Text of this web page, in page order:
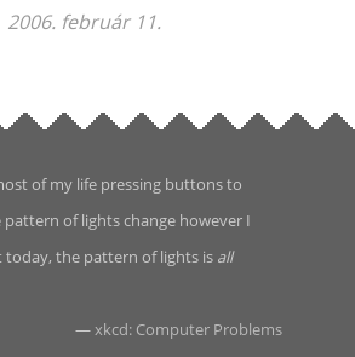
2006. február 11.
of my life pressing buttons to
pattern of lights change however I
today, the pattern of lights is all
—xkcd: Computer Problems